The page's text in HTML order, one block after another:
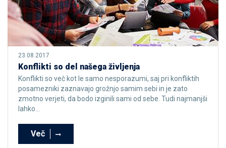
23.08.2017
Konflikti so del našega življenja
Konflikti so več kot le samo nesporazumi, saj pri konfliktih
posamezniki zaznavajo grožnjo samim sebi in je zato
zmotno verjeti, da bodo izginili sami od sebe. Tudi najmanjši
lahko...
Več